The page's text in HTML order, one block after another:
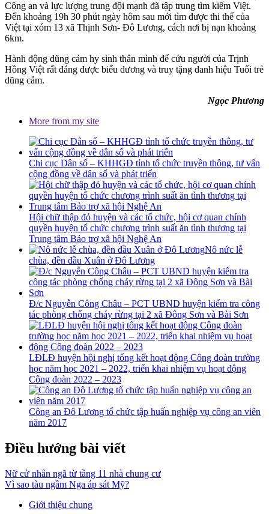
Công an và lực lượng trung đội mạnh đã tập trung tìm kiếm Việt.
Đến khoảng 19h 30 phút ngày hôm sau mới tìm được thi thể của
Việt tại xóm 13 xã Thịnh Sơn- Đô Lương, cách nơi bị nạn khoảng
6km.
Hành động dũng cảm hy sinh thân mình để cứu người của Trịnh
Hồng Việt rất đáng được biểu dương và truy tặng danh hiệu Tuổi trẻ
dũng cảm.
Ngọc Phương
More from my site
Chi cục Dân số – KHHGĐ tỉnh tổ chức truyền thông, tư vấn
cộng đồng về dân số và phát triển
Hội chữ thập đỏ huyện và các tổ chức, hội cơ quan chính
quyền huyện tổ chức chương trình suất ăn tình thương tại
Trung tâm Bảo trợ xã hội Nghệ An
Nô nức lễ
chùa, đền đầu Xuân ở Đô Lương
Đ/c Nguyễn Công Châu – PCT UBND huyện kiểm tra công
tác phòng chống cháy rừng tại 2 xã Đông Sơn và Bài Sơn
LĐLĐ huyện hội nghị tổng kết hoạt động Công đoàn trường
học năm học 2021 – 2022, triển khai nhiệm vụ hoạt động
Công đoàn 2022 – 2023
Công an Đô Lương tổ chức tập huấn nghiệp vụ công an viên
năm 2017
Điều hướng bài viết
Nữ cử nhân ngã từ tầng 11 nhà chung cư
Vì sao tàu ngầm Nga áp sát Mỹ?
Giới thiệu chung